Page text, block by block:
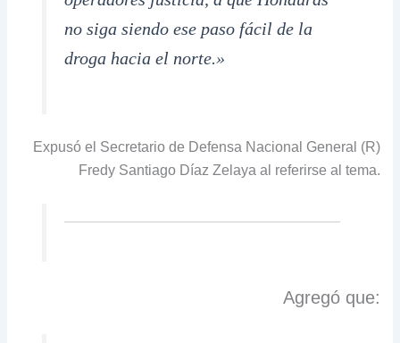
no siga siendo ese paso fácil de la
droga hacia el norte.»
Expusó el Secretario de Defensa Nacional General (R)
Fredy Santiago Díaz Zelaya al referirse al tema.
Agregó que: